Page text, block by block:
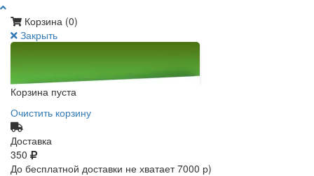
Корзина (0)
Закрыть
Корзина пуста
Очистить корзину
Доставка
350
До бесплатной доставки не хватает 7000 р)